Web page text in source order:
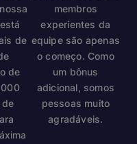
de
de
de
membros
experientes da
equipe são apenas
o começo. Como
um bônus
adicional, somos
pessoas muito
agradáveis.